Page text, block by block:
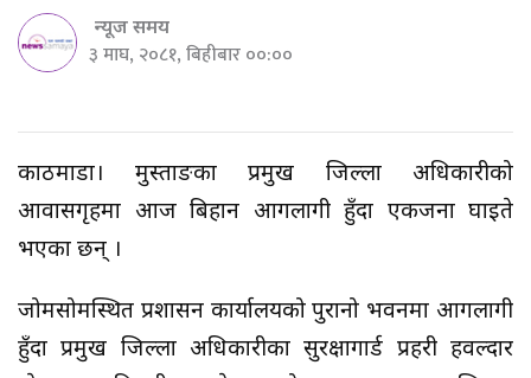
न्यूज समय
३ माघ, २०८१, बिहीबार ००:००
काठमाडौं। मुस्ताङका प्रमुख जिल्ला अधिकारीको
आवासगृहमा आज बिहान आगलागी हुँदा एकजना घाइते
भएका छन् ।
जोमसोमस्थित प्रशासन कार्यालयको पुरानो भवनमा आगलागी
हुँदा प्रमुख जिल्ला अधिकारीका सुरक्षागार्ड प्रहरी हवल्दार